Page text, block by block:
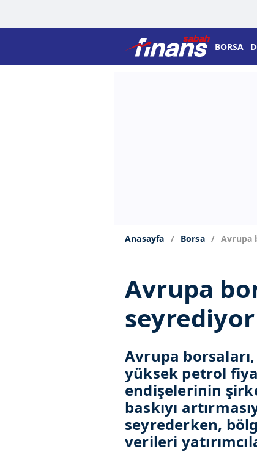
BORSA
Anasayfa Borsa Avrupa
Avrupa
seyrediyor
Avrupa
yüksek petrol
endişelerinin
baskıyı
seyrederken,
verileri